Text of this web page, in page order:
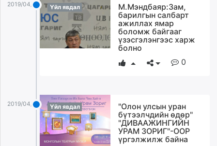
2019/04/08 Үйл явдал
М.Мэндбаяр:Зам,
барилгын салбарт
ажиллах ямар
боломж байгааг
үзэсгэлэнгээс харж
болно
0
2019/04/08 Үйл явдал
"Олон улсын уран
бүтээлчдийн өдөр"
"ДИВААЖИНГИЙН
УРАМ ЗОРИГ"-ООР
үргэлжилж байна